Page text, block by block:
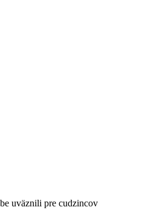
uväznili pre cudzincov